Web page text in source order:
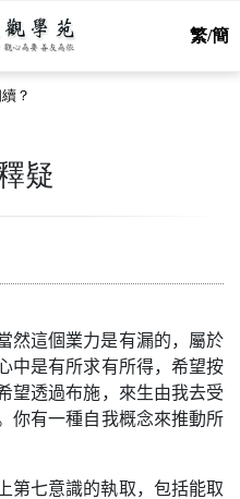
繁/簡
？
疑
然這個業力是有漏的，屬於
中是有所求有所得，希望按
望透過布施，來生由我去受
你有一種自我概念來推動所
第七意識的執取，包括能取